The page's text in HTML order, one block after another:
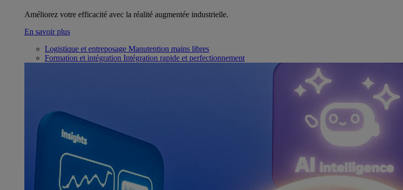
Améliorez votre efficacité avec la réalité augmentée industrielle.
En savoir plus
Logistique et entreposage Manutention mains libres
Formation et intégration Intégration rapide et perfectionnement